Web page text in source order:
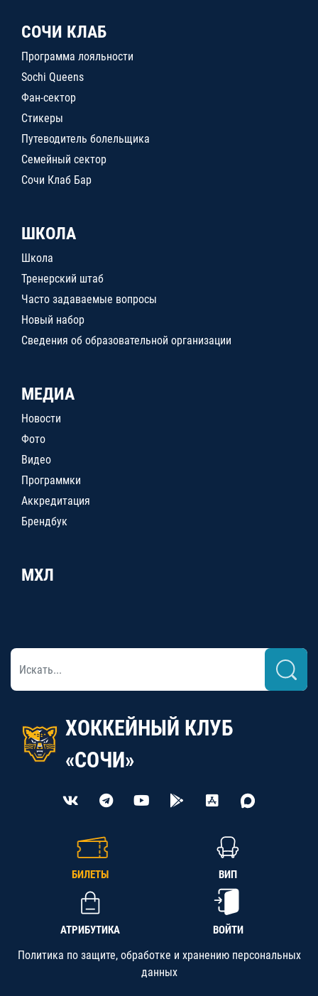
СОЧИ КЛАБ
Программа лояльности
Sochi Queens
Фан-сектор
Стикеры
Путеводитель болельщика
Семейный сектор
Сочи Клаб Бар
ШКОЛА
Школа
Тренерский штаб
Часто задаваемые вопросы
Новый набор
Сведения об образовательной организации
МЕДИА
Новости
Фото
Видео
Программки
Аккредитация
Брендбук
МХЛ
ХОККЕЙНЫЙ КЛУБ
«СОЧИ»
БИЛЕТЫ ВИП
АТРИБУТИКА ВОЙТИ
Политика по защите, обработке и хранению персональных
данных